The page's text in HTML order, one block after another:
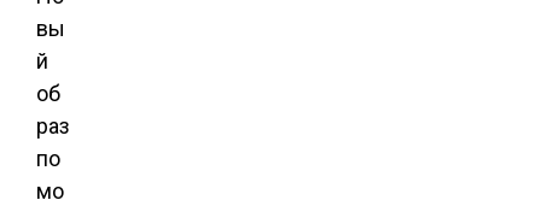
вы
й
об
раз
по
мо